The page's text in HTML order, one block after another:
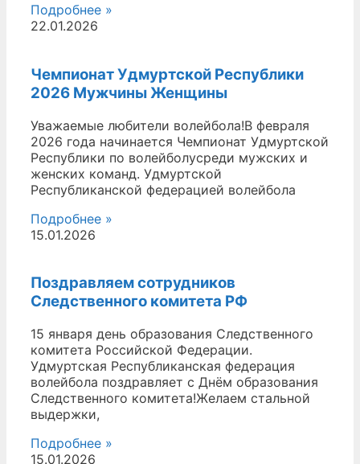
Подробнее »
22.01.2026
Чемпионат Удмуртской Республики
2026 Мужчины Женщины
Уважаемые любители волейбола!В февраля
2026 года начинается Чемпионат Удмуртской
Республики по волейболусреди мужских и
женских команд. Удмуртской
Республиканской федерацией волейбола
Подробнее »
15.01.2026
Поздравляем сотрудников
Следственного комитета РФ
15 января день образования Следственного
комитета Российской Федерации.
Удмуртская Республиканская федерация
волейбола поздравляет с Днём образования
Следственного комитета!Желаем стальной
выдержки,
Подробнее »
15.01.2026